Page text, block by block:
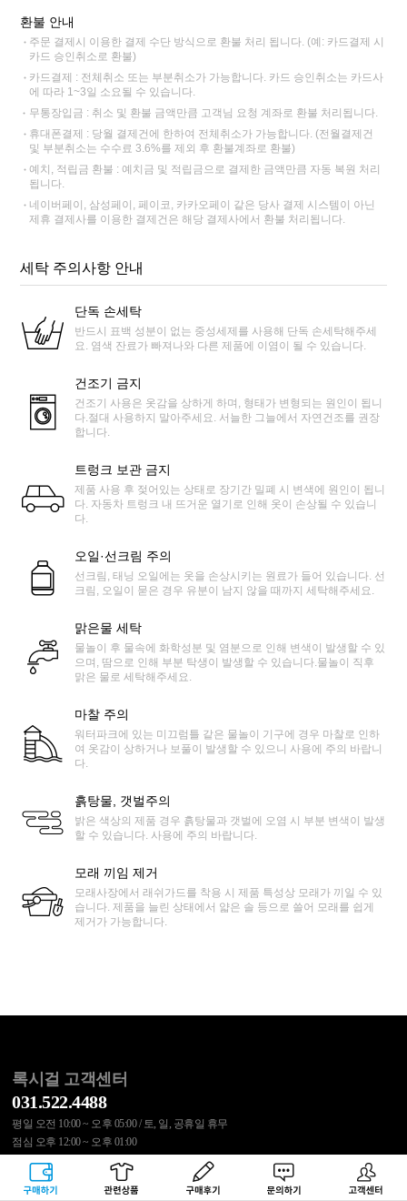
구매하기 관련상품 상품후기 문의하기 고객센터
환불 안내
주문 결제시 이용한 결제 수단 방식으로 환불 처리 됩니다. (예: 카드결제 시
카드 승인취소로 환불)
카드결제 : 전체취소 또는 부분취소가 가능합니다. 카드 승인취소는 카드사
에 따라 1~3일 소요될 수 있습니다.
무통장입금 : 취소 및 환불 금액만큼 고객님 요청 계좌로 환불 처리됩니다.
휴대폰결제 : 당월 결제건에 한하여 전체취소가 가능합니다. (전월결제건
및 부분취소는 수수료 3.6%를 제외 후 환불계좌로 환불)
예치, 적립금 환불 : 예치금 및 적립금으로 결제한 금액만큼 자동 복원 처리
됩니다.
네이버페이, 삼성페이, 페이코, 카카오페이 같은 당사 결제 시스템이 아닌
제휴 결제사를 이용한 결제건은 해당 결제사에서 환불 처리됩니다.
세탁 주의사항 안내
단독 손세탁
반드시 표백 성분이 없는 중성세제를 사용해 단독 손세탁해주세
요. 염색 잔료가 빠져나와 다른 제품에 이염이 될 수 있습니다.
건조기 금지
건조기 사용은 옷감을 상하게 하며, 형태가 변형되는 원인이 됩니
다.절대 사용하지 말아주세요. 서늘한 그늘에서 자연건조를 권장
합니다.
트렁크 보관 금지
제품 사용 후 젖어있는 상태로 장기간 밀폐 시 변색에 원인이 됩니
다. 자동차 트렁크 내 뜨거운 열기로 인해 옷이 손상될 수 있습니
다.
오일·선크림 주의
선크림, 태닝 오일에는 옷을 손상시키는 원료가 들어 있습니다. 선
크림, 오일이 묻은 경우 유분이 남지 않을 때까지 세탁해주세요.
맑은물 세탁
물놀이 후 물속에 화학성분 및 염분으로 인해 변색이 발생할 수 있
으며, 땀으로 인해 부분 탁생이 발생할 수 있습니다.물놀이 직후
맑은 물로 세탁해주세요.
마찰 주의
워터파크에 있는 미끄럼틀 같은 물놀이 기구에 경우 마찰로 인하
여 옷감이 상하거나 보풀이 발생할 수 있으니 사용에 주의 바랍니
다.
흙탕물, 갯벌주의
밝은 색상의 제품 경우 흙탕물과 갯벌에 오염 시 부분 변색이 발생
할 수 있습니다. 사용에 주의 바랍니다.
모래 끼임 제거
모래사장에서 래쉬가드를 착용 시 제품 특성상 모래가 끼일 수 있
습니다. 제품을 늘린 상태에서 얇은 솔 등으로 쓸어 모래를 쉽게
제거가 가능합니다.
록시걸 고객센터
031.522.4488
평일 오전 10:00 ~ 오후 05:00 / 토, 일, 공휴일 휴무
점심 오후 12:00 ~ 오후 01:00
반품 주소 : 서울시 송파구 동남로 20길 53 1층 CJ대한통운 록시걸